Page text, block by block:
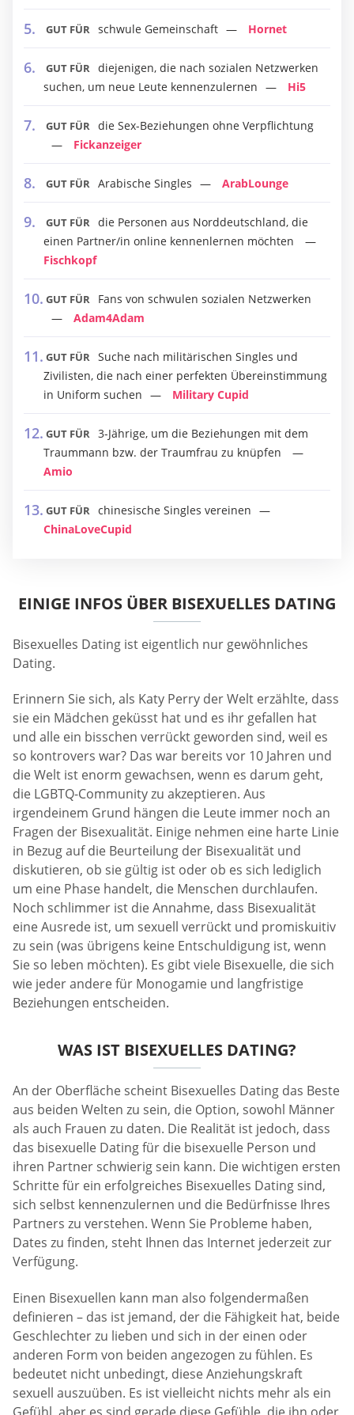
GUT FÜR schwule Gemeinschaft Hornet
GUT FÜR diejenigen, die nach sozialen Netzwerken
suchen, um neue Leute kennenzulernen
Hi5
GUT FÜR die Sex-Beziehungen ohne Verpflichtung
Fickanzeiger
GUT FÜR Arabische Singles ArabLounge
GUT FÜR die Personen aus Norddeutschland, die
einen Partner/in online kennenlernen möchten
Fischkopf
GUT FÜR
Fans von schwulen sozialen Netzwerken
Adam4Adam
GUT FÜR Suche nach militärischen Singles und
Zivilisten, die nach einer perfekten Übereinstimmung
in Uniform suchen
Military Cupid
GUT FÜR 3-Jährige, um die Beziehungen mit dem
Traummann bzw. der Traumfrau zu knüpfen
Amio
GUT FÜR chinesische Singles vereinen
ChinaLoveCupid
EINIGE INFOS ÜBER BISEXUELLES DATING
Bisexuelles Dating ist eigentlich nur gewöhnliches
Dating.
Erinnern Sie sich, als Katy Perry der Welt erzählte, dass
sie ein Mädchen geküsst hat und es ihr gefallen hat
und alle ein bisschen verrückt geworden sind, weil es
so kontrovers war? Das war bereits vor 10 Jahren und
die Welt ist enorm gewachsen, wenn es darum geht,
die LGBTQ-Community zu akzeptieren. Aus
irgendeinem Grund hängen die Leute immer noch an
Fragen der Bisexualität. Einige nehmen eine harte Linie
in Bezug auf die Beurteilung der Bisexualität und
diskutieren, ob sie gültig ist oder ob es sich lediglich
um eine Phase handelt, die Menschen durchlaufen.
Noch schlimmer ist die Annahme, dass Bisexualität
eine Ausrede ist, um sexuell verrückt und promiskuitiv
zu sein (was übrigens keine Entschuldigung ist, wenn
Sie so leben möchten). Es gibt viele Bisexuelle, die sich
wie jeder andere für Monogamie und langfristige
Beziehungen entscheiden.
WAS IST BISEXUELLES DATING?
An der Oberfläche scheint Bisexuelles Dating das Beste
aus beiden Welten zu sein, die Option, sowohl Männer
als auch Frauen zu daten. Die Realität ist jedoch, dass
das bisexuelle Dating für die bisexuelle Person und
ihren Partner schwierig sein kann. Die wichtigen ersten
Schritte für ein erfolgreiches Bisexuelles Dating sind,
sich selbst kennenzulernen und die Bedürfnisse Ihres
Partners zu verstehen. Wenn Sie Probleme haben,
Dates zu finden, steht Ihnen das Internet jederzeit zur
Verfügung.
Einen Bisexuellen kann man also folgendermaßen
definieren – das ist jemand, der die Fähigkeit hat, beide
Geschlechter zu lieben und sich in der einen oder
anderen Form von beiden angezogen zu fühlen. Es
bedeutet nicht unbedingt, diese Anziehungskraft
sexuell auszuüben. Es ist vielleicht nichts mehr als ein